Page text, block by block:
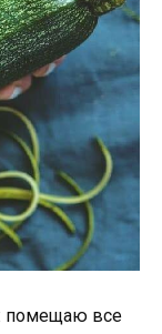
помещаю все